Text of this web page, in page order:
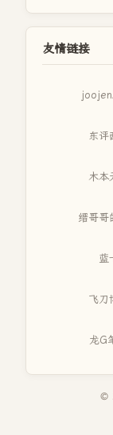
友情链接
东评
木本
缙哥哥
蓝
飞刀
龙G
©